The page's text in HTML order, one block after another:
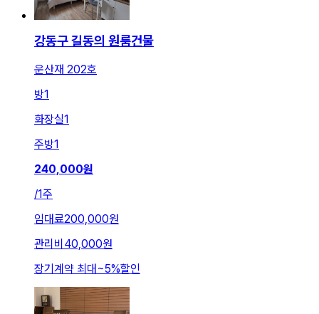
강동구 길동의 원룸건물
운산재 202호
방1
화장실1
주방1
240,000원
/1주
임대료200,000원
관리비 40,000원
장기계약 최대~5%할인